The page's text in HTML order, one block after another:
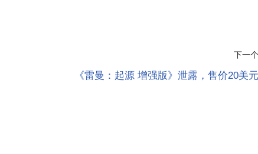
下一个
《雷曼：起源 增强版》泄露，售价20美元